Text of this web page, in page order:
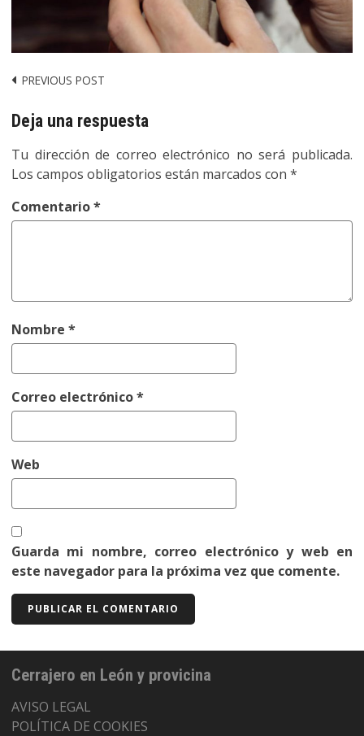
Post
navigation
PREVIOUS POST
Deja una respuesta
Tu dirección de correo electrónico no será publicada.
Los campos obligatorios están marcados con*
Comentario*
Nombre*
Correo electrónico*
Web
Guarda mi nombre, correo electrónico y web en
este navegador para la próxima vez que comente.
Cerrajero en León y provicina
AVISO LEGAL
POLÍTICA DE COOKIES